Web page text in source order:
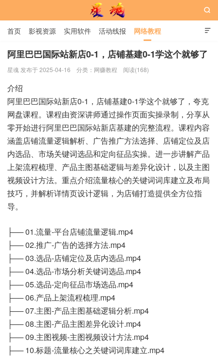

首页 影视资源 实用软件 活动线报 网络教程
用户中心 书籍 娱乐

阿里巴巴国际站新店0-1，店铺基建0-1学这个就够了
星魂 发布于 2025-04-16 分类： 网赚教程 阅读(168)
介绍
阿里巴巴国际站新店0-1，店铺基建0-1学这个就够了，夸克
网盘课程。课程由资深讲师通过操作页面实操录制，分享从
零开始进行阿里巴巴国际站新店基建的完整流程。课程内容
涵盖店铺流量逻辑解析、广告推广方法选择、店铺定位及店
内选品、市场关键词选品和定向征品实操。进一步讲解产品
上架流程梳理、产品主图基础逻辑与差异化设计，以及主图
视频设计方法。重点介绍流量核心的关键词词库建立及布局
技巧，并解析详情页设计逻辑，为店铺打造提供全方位指
导。
├── 01.流量-平台店铺流量逻辑.mp4
├── 02.推广-广告的选择方法.mp4
├── 03.选品-店铺定位及店内选品.mp4
├── 04.选品-市场分析关键词选品.mp4
├── 05.选品-定向征品市场选品.mp4
├── 06.产品上架流程梳理.mp4
├── 07.主图-产品主图基础逻辑分析.mp4
├── 08.主图-产品主图差异化设计.mp4
├── 09.主图视频-主图视频设计方法.mp4
├── 10.标题-流量核心之关键词词库建立.mp4